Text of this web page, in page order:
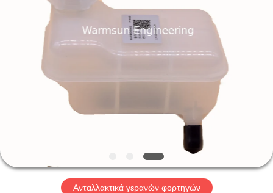
ΓΎΡΟΣ
ΕΡΓΟΣΤΑΣΊΩΝ
ΠΟΙΟΤΙΚΌΣ
ΈΛΕΓΧΟΣ
ΜΑΣ
ΕΛΆΤΕ
Ανταλλακτικά γερανών φορτηγών